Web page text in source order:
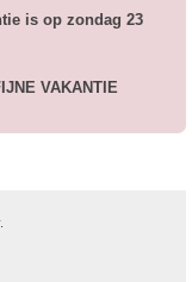
is op zondag 23
VAKANTIE